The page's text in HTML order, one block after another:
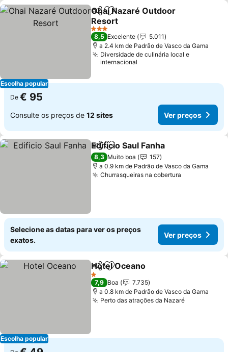
Escolha popular
PartilharAdicionar aos favoritos
Ohai Nazaré Outdoor
Resort
3 Estrelas
8,5 Excelente
5.011
a 2.4 km de Padrão de Vasco da Gama
Diversidade de culinária local e
internacional
De € 95
Consulte os preços de 12 sites Ver preços
PartilharAdicionar aos favoritos
Edificio Saul Fanha
8,3 Muito boa
157
a 0.9 km de Padrão de Vasco da Gama
Churrasqueiras na cobertura
Selecione as datas para ver os preços
exatos.
Ver preços
Escolha popular
PartilharAdicionar aos favoritos
Hotel Oceano
1 Estrelas
7,9 Boa
7.735
a 0.8 km de Padrão de Vasco da Gama
Perto das atrações da Nazaré